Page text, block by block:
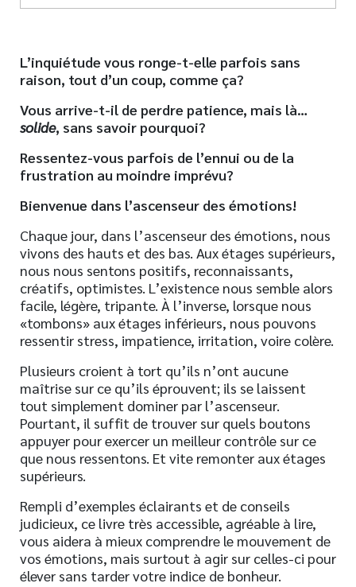
L’inquiétude vous ronge-t-elle parfois sans
raison, tout d’un coup, comme ça?
Vous arrive-t-il de perdre patience, mais là…
solide, sans savoir pourquoi?
Ressentez-vous parfois de l’ennui ou de la
frustration au moindre imprévu?
Bienvenue dans l’ascenseur des émotions!
Chaque jour, dans l’ascenseur des émotions, nous
vivons des hauts et des bas. Aux étages supérieurs,
nous nous sentons positifs, reconnaissants,
créatifs, optimistes. L’existence nous semble alors
facile, légère, tripante. À l’inverse, lorsque nous
«tombons» aux étages inférieurs, nous pouvons
ressentir stress, impatience, irritation, voire colère.
Plusieurs croient à tort qu’ils n’ont aucune
maîtrise sur ce qu’ils éprouvent; ils se laissent
tout simplement dominer par l’ascenseur.
Pourtant, il suffit de trouver sur quels boutons
appuyer pour exercer un meilleur contrôle sur ce
que nous ressentons. Et vite remonter aux étages
supérieurs.
Rempli d’exemples éclairants et de conseils
judicieux, ce livre très accessible, agréable à lire,
vous aidera à mieux comprendre le mouvement de
vos émotions, mais surtout à agir sur celles-ci pour
élever sans tarder votre indice de bonheur.